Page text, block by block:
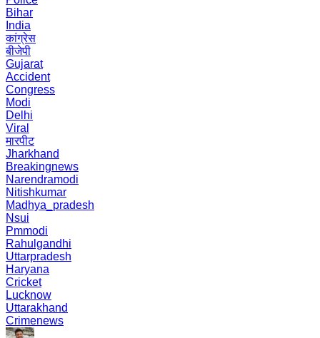
Bihar
India
कांग्रेस
बीजेपी
Gujarat
Accident
Congress
Modi
Delhi
Viral
मारपीट
Jharkhand
Breakingnews
Narendramodi
Nitishkumar
Madhya_pradesh
Nsui
Pmmodi
Rahulgandhi
Uttarpradesh
Haryana
Cricket
Lucknow
Uttarakhand
Crimenews